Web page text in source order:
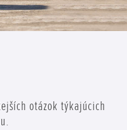
otázok týkajúcich